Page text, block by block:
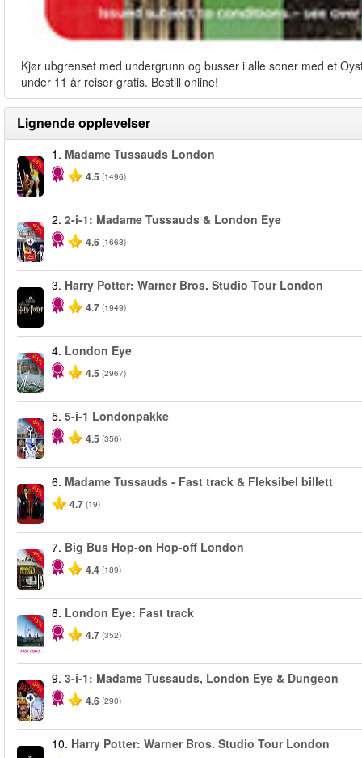
Kjør ubgrenset med undergrunn og busser i alle soner med et
under 11 år reiser gratis. Bestill online!
Lignende opplevelser
-25%
1. Madame Tussauds London
4.5 (1496)
-40%
2. 2-i-1: Madame Tussauds & London Eye
4.6 (1668)
3. Harry Potter: Warner Bros. Studio Tour London
4.7 (1949)
-25%
4. London Eye
4.5 (2967)
-60%
5. 5-i-1 Londonpakke
4.5 (356)
-25%
6. Madame Tussauds - Fast track & Fleksibel billett
4.7 (19)
-40%
7. Big Bus Hop-on Hop-off London
4.4 (189)
-15%
8. London Eye: Fast track
4.7 (352)
-30%
9. 3-i-1: Madame Tussauds, London Eye & Dungeon
4.6 (290)
10. Harry Potter: Warner Bros. Studio Tour London